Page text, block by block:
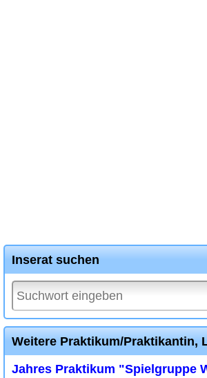
Inserat suchen
Jahres Praktikum "Spielgruppe